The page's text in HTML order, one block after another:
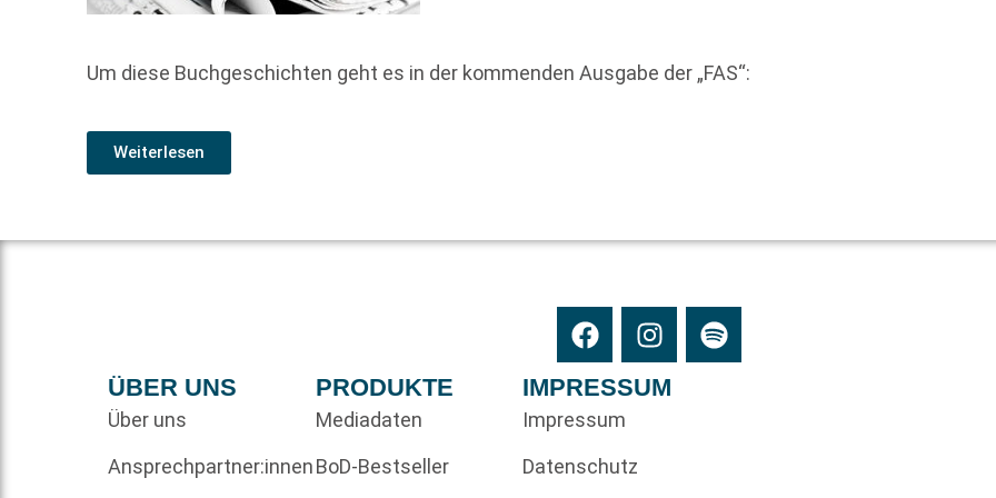
Um diese Buchgeschichten geht es in der kommenden Ausgabe der „FAS“:
Weiterlesen
ÜBER UNS
Über uns
Ansprechpartner:innen
PRODUKTE
Mediadaten
BoD-Bestseller
IMPRESSUM
Impressum
Datenschutz